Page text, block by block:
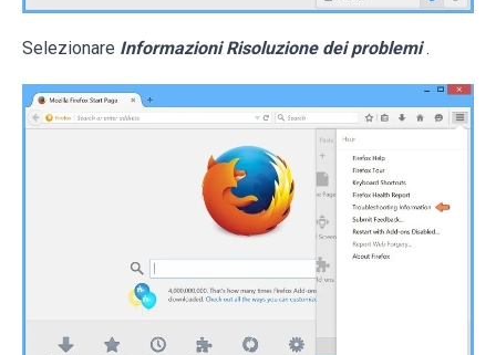
Selezionare Informazioni Risoluzione dei problemi .